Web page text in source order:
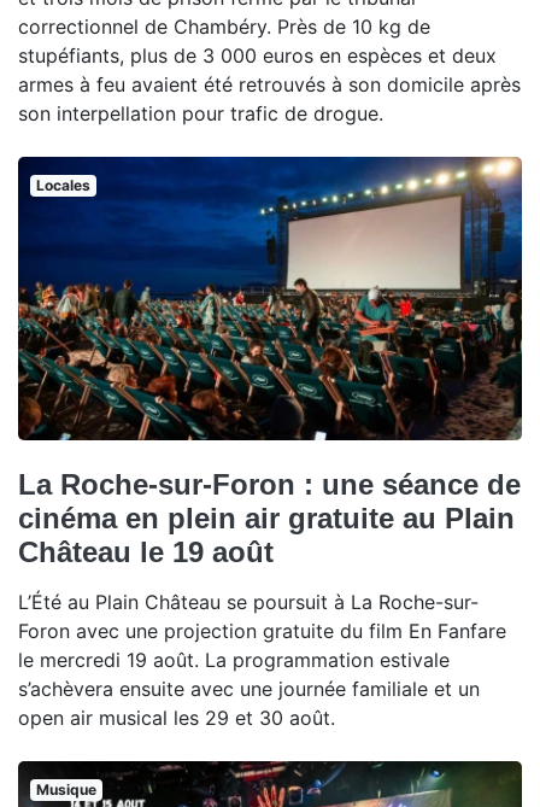
correctionnel de Chambéry. Près de 10 kg de
stupéfiants, plus de 3 000 euros en espèces et deux
armes à feu avaient été retrouvés à son domicile après
son interpellation pour trafic de drogue.
Locales
La Roche-sur-Foron : une séance de
cinéma en plein air gratuite au Plain
Château le 19 août
L’Été au Plain Château se poursuit à La Roche-sur-
Foron avec une projection gratuite du film En Fanfare
le mercredi 19 août. La programmation estivale
s’achèvera ensuite avec une journée familiale et un
open air musical les 29 et 30 août.
Musique